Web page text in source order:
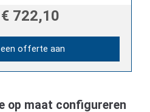
€ 722,10
offerte aan
op maat configureren